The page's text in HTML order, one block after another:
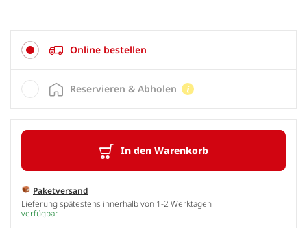
Online bestellen
In den Warenkorb
Paketversand
Lieferung spätestens innerhalb von 1-2 Werktagen
verfügbar
Reservieren & Abholen